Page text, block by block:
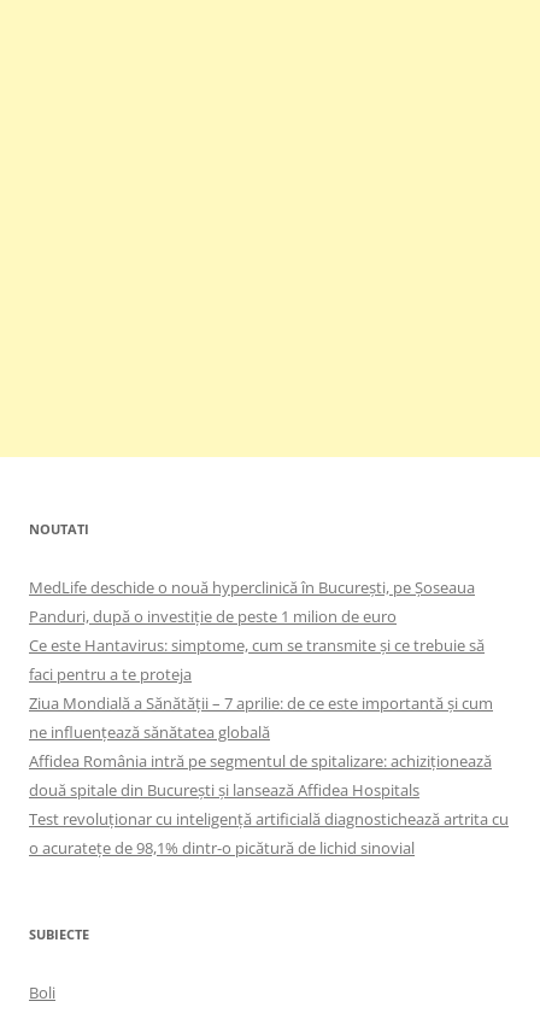
NOUTATI
MedLife deschide o nouă hyperclinică în București, pe Șoseaua
Panduri, după o investiție de peste 1 milion de euro
Ce este Hantavirus: simptome, cum se transmite și ce trebuie să
faci pentru a te proteja
Ziua Mondială a Sănătății – 7 aprilie: de ce este importantă și cum
ne influențează sănătatea globală
Affidea România intră pe segmentul de spitalizare: achiziționează
două spitale din București și lansează Affidea Hospitals
Test revoluționar cu inteligență artificială diagnostichează artrita cu
o acuratețe de 98,1% dintr-o picătură de lichid sinovial
SUBIECTE
Boli